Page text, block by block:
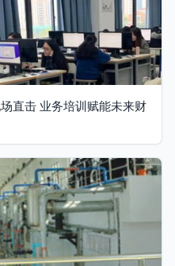
直击 业务培训赋能未来财